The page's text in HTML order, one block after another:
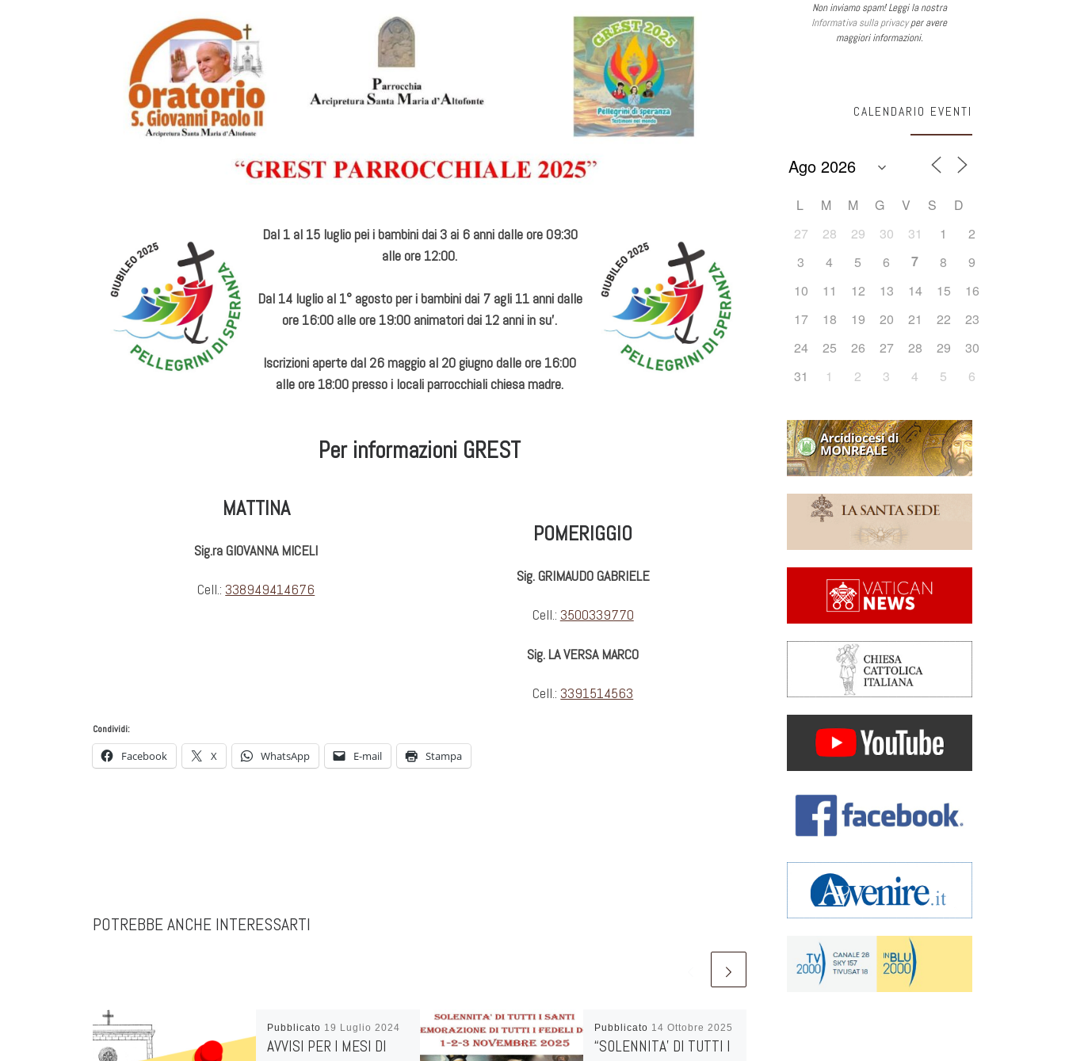
Dal 1 al 15 luglio pei i bambini dai 3 ai 6 anni dalle ore 09:30
alle ore 12:00.
Dal 14 luglio al 1° agosto per i bambini dai 7 agli 11 anni dalle
ore 16:00 alle ore 19:00 animatori dai 12 anni in su’.
Iscrizioni aperte dal 26 maggio al 20 giugno dalle ore 16:00
alle ore 18:00 presso i locali parrocchiali chiesa madre.
Per informazioni GREST
MATTINA
Sig.ra GIOVANNA MICELI
Cell.: 338949414676
POMERIGGIO
Sig. GRIMAUDO GABRIELE
Cell.: 3500339770
Sig. LA VERSA MARCO
Cell.: 3391514563
Condividi:
Facebook X WhatsApp E-mail Stampa
POTREBBE ANCHE INTERESSARTI
Pubblicato 19 Luglio 2024
AVVISI PER I MESI DI
Pubblicato 14 Ottobre 2025
“SOLENNITA’ DI TUTTI I
Non inviamo spam! Leggi la nostra
Informativa sulla privacyper avere
maggiori informazioni.
CALENDARIO EVENTI
L M M G V S
D
27
28 29 30 31 1
2
3
4 5 6 7 8
9
10
11 12 13 14 15
16
17
18 19 20 21 22
23
24
25 26 27 28 29
30
31
1 2 3 4 5 6